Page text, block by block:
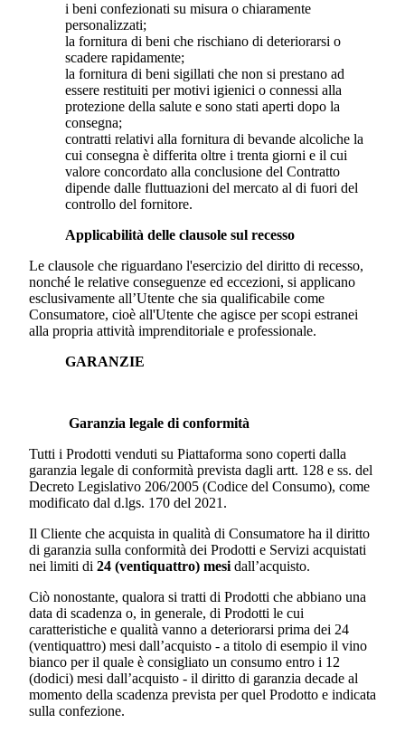
i beni confezionati su misura o chiaramente
personalizzati;
la fornitura di beni che rischiano di deteriorarsi o
scadere rapidamente;
la fornitura di beni sigillati che non si prestano ad
essere restituiti per motivi igienici o connessi alla
protezione della salute e sono stati aperti dopo la
consegna;
contratti relativi alla fornitura di bevande alcoliche la
cui consegna è differita oltre i trenta giorni e il cui
valore concordato alla conclusione del Contratto
dipende dalle fluttuazioni del mercato al di fuori del
controllo del fornitore.
Applicabilità delle clausole sul recesso
Le clausole che riguardano l'esercizio del diritto di recesso,
nonché le relative conseguenze ed eccezioni, si applicano
esclusivamente all’Utente che sia qualificabile come
Consumatore, cioè all'Utente che agisce per scopi estranei
alla propria attività imprenditoriale e professionale.
GARANZIE
Garanzia legale di conformità
Tutti i Prodotti venduti su Piattaforma sono coperti dalla
garanzia legale di conformità prevista dagli artt. 128 e ss. del
Decreto Legislativo 206/2005 (Codice del Consumo), come
modificato dal d.lgs. 170 del 2021.
Il Cliente che acquista in qualità di Consumatore ha il diritto
di garanzia sulla conformità dei Prodotti e Servizi acquistati
nei limiti di 24 (ventiquattro) mesi dall’acquisto.
Ciò nonostante, qualora si tratti di Prodotti che abbiano una
data di scadenza o, in generale, di Prodotti le cui
caratteristiche e qualità vanno a deteriorarsi prima dei 24
(ventiquattro) mesi dall’acquisto - a titolo di esempio il vino
bianco per il quale è consigliato un consumo entro i 12
(dodici) mesi dall’acquisto - il diritto di garanzia decade al
momento della scadenza prevista per quel Prodotto e indicata
sulla confezione.